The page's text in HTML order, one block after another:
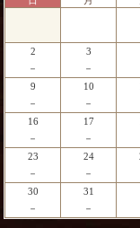
2
－
3
－
9
－
10
－
16
－
17
－
23
－
24
－
30
－
31
－